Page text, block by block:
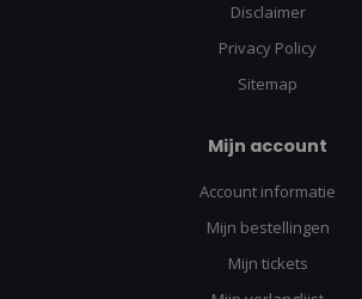
Disclaimer
Privacy Policy
Sitemap
Mijn account
Account informatie
Mijn bestellingen
Mijn tickets